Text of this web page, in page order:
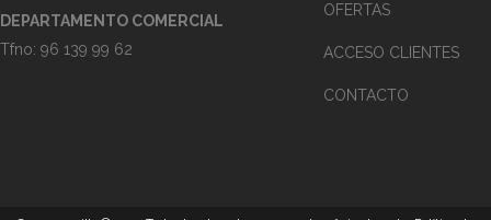
DEPARTAMENTO COMERCIAL
Tfno: 96 139 99 62
OFERTAS
ACCESO CLIENTES
CONTACTO